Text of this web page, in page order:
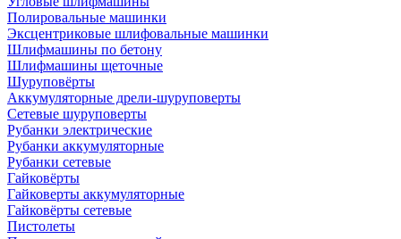
Полировальные машинки
Эксцентриковые шлифовальные машинки
Шлифмашины по бетону
Шлифмашины щеточные
Шуруповёрты
Аккумуляторные дрели-шуруповерты
Сетевые шуруповерты
Рубанки электрические
Рубанки аккумуляторные
Рубанки сетевые
Гайковёрты
Гайковерты аккумуляторные
Гайковёрты сетевые
Пистолеты